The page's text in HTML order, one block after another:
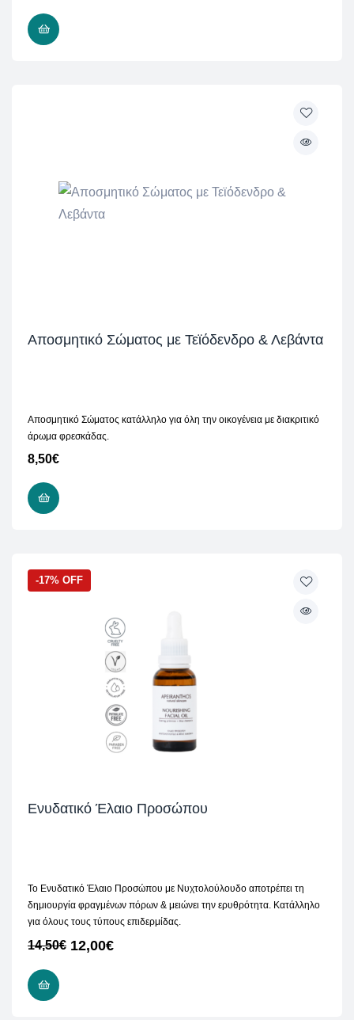
Αποσμητικό Σώματος με Τεϊόδενδρο & Λεβάντα
Αποσμητικό Σώματος κατάλληλο για όλη την οικογένεια με διακριτικό
άρωμα φρεσκάδας.
8,50€
-17% OFF
Ενυδατικό Έλαιο Προσώπου
Το Ενυδατικό Έλαιο Προσώπου με Νυχτολούλουδο αποτρέπει τη
δημιουργία φραγμένων πόρων & μειώνει την ερυθρότητα. Κατάλληλο
για όλους τους τύπους επιδερμίδας.
14,50€ 12,00€